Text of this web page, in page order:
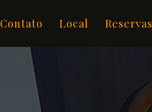
Contato Local Reservas